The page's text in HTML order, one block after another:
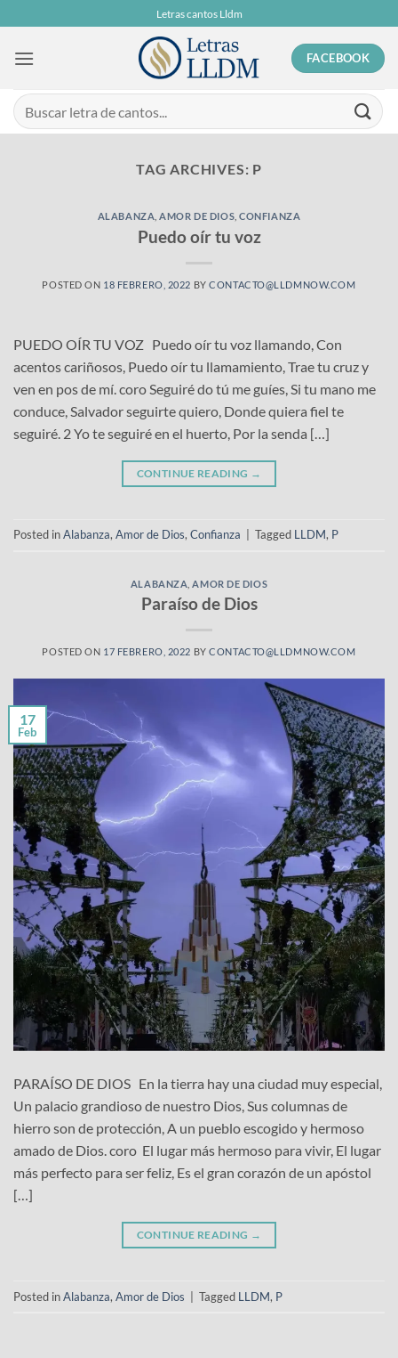
to
content
Letras cantos Lldm
FACEBOOK
TAG ARCHIVES: P
ALABANZA ,AMOR DE DIOS ,CONFIANZA
Puedo oír tu voz
POSTED ON 18 FEBRERO, 2022 BYCONTACTO@LLDMNOW.COM
PUEDO OÍR TU VOZ Puedo oír tu voz llamando, Con
acentos cariñosos, Puedo oír tu llamamiento, Trae tu cruz y
ven en pos de mí. coro Seguiré do tú me guíes, Si tu mano me
conduce, Salvador seguirte quiero, Donde quiera fiel te
seguiré. 2 Yo te seguiré en el huerto, Por la senda […]
CONTINUE READING →
Posted inAlabanza, Amor de Dios, Confianza Tagged LLDM, P
ALABANZA ,AMOR DE DIOS
Paraíso de Dios
POSTED ON 17 FEBRERO, 2022 BYCONTACTO@LLDMNOW.COM
17
Feb
PARAÍSO DE DIOS En la tierra hay una ciudad muy especial,
Un palacio grandioso de nuestro Dios, Sus columnas de
hierro son de protección, A un pueblo escogido y hermoso
amado de Dios. coro El lugar más hermoso para vivir, El lugar
más perfecto para ser feliz, Es el gran corazón de un apóstol
[…]
CONTINUE READING →
Posted inAlabanza, Amor de Dios Tagged LLDM, P